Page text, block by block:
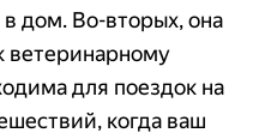
дом. Во-вторых, она
ветеринарному
для поездок на
когда ваш